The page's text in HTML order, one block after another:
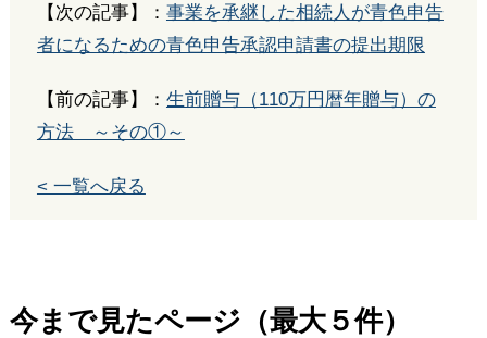
【次の記事】： 事業を承継した相続人が青色申告
者になるための青色申告承認申請書の提出期限
【前の記事】： 生前贈与（110万円暦年贈与）の
方法 ～その①～
< 一覧へ戻る
今まで見たページ（最大５件）